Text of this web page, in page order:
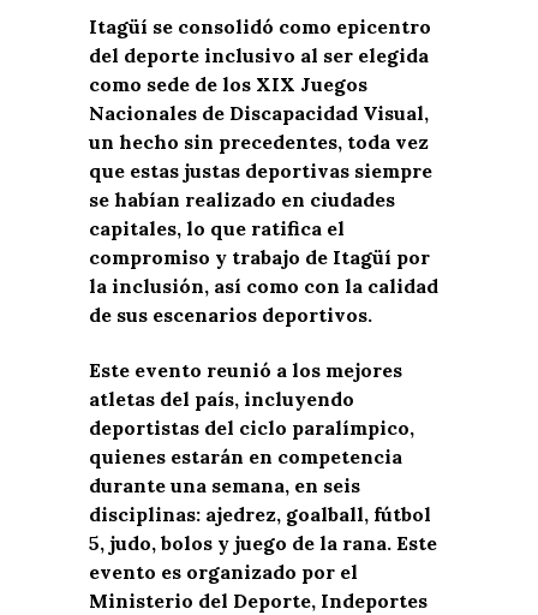
Itagüí se consolidó como epicentro
del deporte inclusivo al ser elegida
como sede de los XIX Juegos
Nacionales de Discapacidad Visual,
un hecho sin precedentes, toda vez
que estas justas deportivas siempre
se habían realizado en ciudades
capitales, lo que ratifica el
compromiso y trabajo de Itagüí por
la inclusión, así como con la calidad
de sus escenarios deportivos.
Este evento reunió a los mejores
atletas del país, incluyendo
deportistas del ciclo paralímpico,
quienes estarán en competencia
durante una semana, en seis
disciplinas: ajedrez, goalball, fútbol
5, judo, bolos y juego de la rana. Este
evento es organizado por el
Ministerio del Deporte, Indeportes